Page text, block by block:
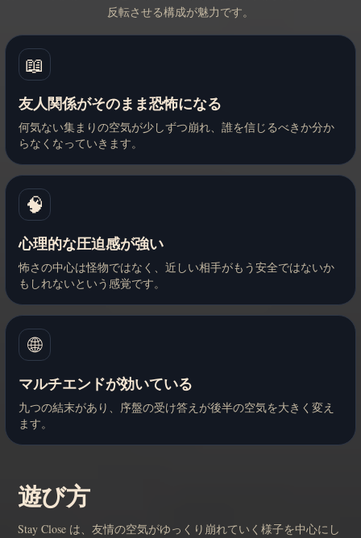
反転させる構成が魅力です。
📖
友人関係がそのまま恐怖になる
何気ない集まりの空気が少しずつ崩れ、誰を信じるべきか分か
らなくなっていきます。
🧠
心理的な圧迫感が強い
怖さの中心は怪物ではなく、近しい相手がもう安全ではないか
もしれないという感覚です。
🌐
マルチエンドが効いている
九つの結末があり、序盤の受け答えが後半の空気を大きく変え
ます。
遊び方
Stay Close は、友情の空気がゆっくり崩れていく様子を中心にし